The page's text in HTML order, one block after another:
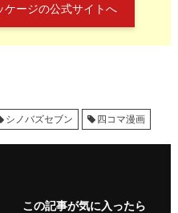
ケージの公式サイトへ
シノバズセブン 四コマ漫画
この記事が気に入ったら